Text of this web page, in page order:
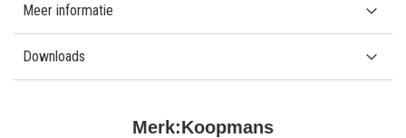
Merk:Koopmans
Meer informatie
Downloads